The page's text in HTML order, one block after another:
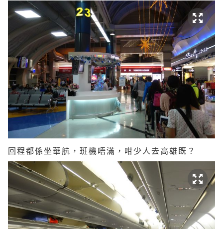
回程都係坐華航，班機唔滿，咁少人去高雄既？